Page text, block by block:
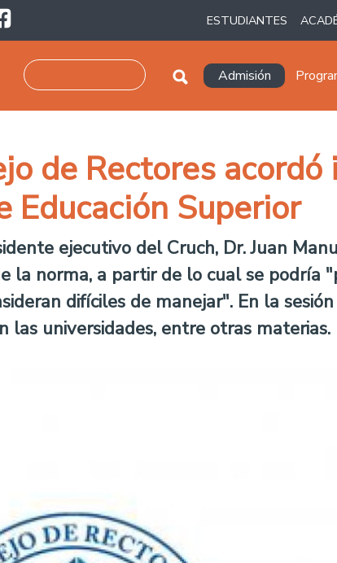
ESTUDIANTES
Navegación
Admisión
de Rectores
Educación Superior
ejecutivo del Cruch, Dr. Juan
la norma, a partir de lo cual se podría
difíciles de manejar". En la
las universidades, entre otras materias.